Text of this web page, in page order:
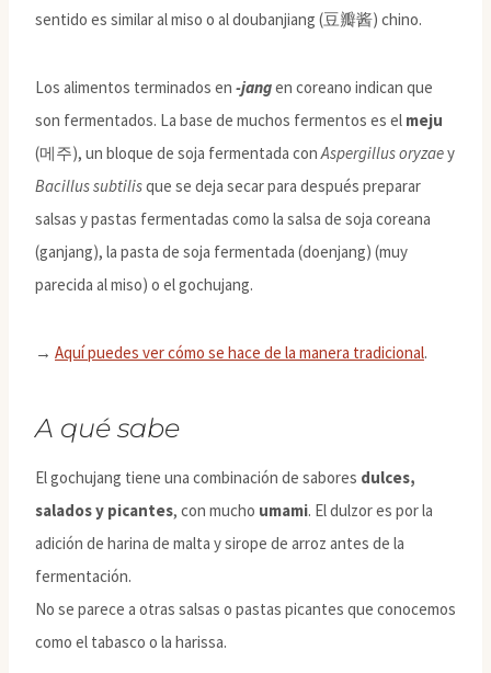
sentido es similar al miso o al doubanjiang (豆瓣酱) chino.
Los alimentos terminados en -jangen coreano indican que
son fermentados. La base de muchos fermentos es el meju
(메주), un bloque de soja fermentada con Aspergillus oryzaey
Bacillus subtilisque se deja secar para después preparar
salsas y pastas fermentadas como la salsa de soja coreana
(ganjang), la pasta de soja fermentada (doenjang) (muy
parecida al miso) o el gochujang.
→ Aquí puedes ver cómo se hace de la manera tradicional.
A qué sabe
El gochujang tiene una combinación de sabores dulces,
salados y picantes, con mucho umami. El dulzor es por la
adición de harina de malta y sirope de arroz antes de la
fermentación.
No se parece a otras salsas o pastas picantes que conocemos
como el tabasco o la harissa.